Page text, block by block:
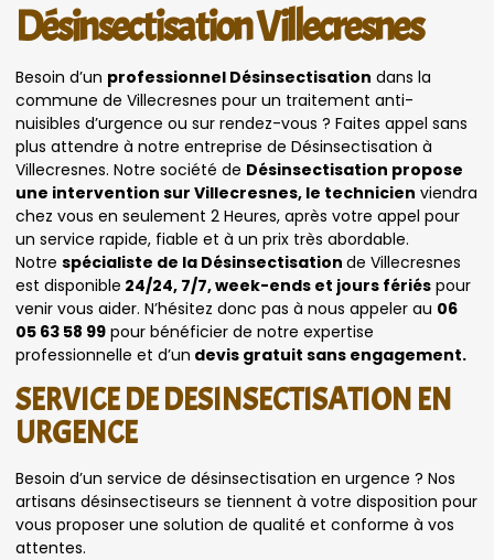
Désinsectisation Villecresnes
Besoin d’un professionnel Désinsectisation dans la
commune de Villecresnes pour un traitement anti-
nuisibles d’urgence ou sur rendez-vous ? Faites appel sans
plus attendre à notre entreprise de Désinsectisation à
Villecresnes. Notre société de Désinsectisation propose
une intervention sur Villecresnes, le technicien viendra
chez vous en seulement 2 Heures, après votre appel pour
un service rapide, fiable et à un prix très abordable.
Notre spécialiste de la Désinsectisation de Villecresnes
est disponible 24/24, 7/7, week-ends et jours fériés pour
venir vous aider. N’hésitez donc pas à nous appeler au 06
05 63 58 99 pour bénéficier de notre expertise
professionnelle et d’un devis gratuit sans engagement.
SERVICE DE DESINSECTISATION EN
URGENCE
Besoin d’un service de désinsectisation en urgence ? Nos
artisans désinsectiseurs se tiennent à votre disposition pour
vous proposer une solution de qualité et conforme à vos
attentes.